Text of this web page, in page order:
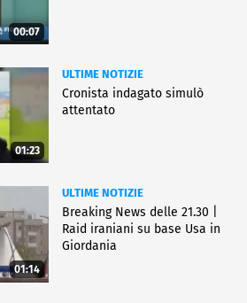
00:07
01:23
ULTIME NOTIZIE
Cronista indagato simulò
attentato
01:14
ULTIME NOTIZIE
Breaking News delle 21.30 |
Raid iraniani su base Usa in
Giordania